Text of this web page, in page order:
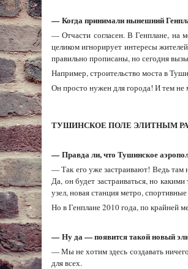
— Когда принимали нынешний
— Отчасти согласен. В Генплане, на
целиком игнорирует интересы
правильно прописаны, но сегодня
Например, строительство моста в
Он просто нужен для города! И тем не
ТУШИНСКОЕ ПОЛЕ ЭЛИТНЫМ
— Правда ли, что Тушинское
— Так его уже застраивают! Ведь там
Да, он будет застраиваться, но
узел, новая станция метро,
Но в Генплане 2010 года, по крайней
— Ну да — появится такой новый
— Мы не хотим здесь создавать
для всех.